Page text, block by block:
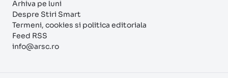
Arhiva pe luni
Despre Stiri Smart
Termeni, cookies si politica editoriala
Feed RSS
info@arsc.ro